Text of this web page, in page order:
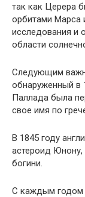
так как Церера
орбитами Марса
исследования и
области
Следующим
обнаруженный в
Паллада была
свое имя по
В 1845 году
астероид Юнону,
богини.
С каждым годом